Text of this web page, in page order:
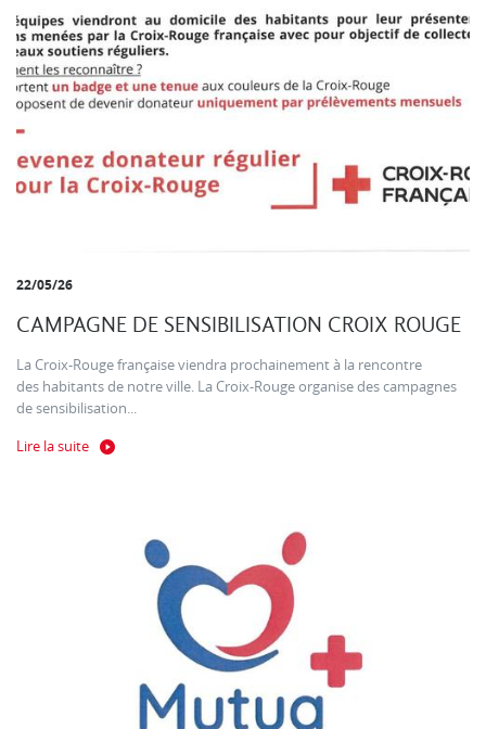
22/05/26
CAMPAGNE DE SENSIBILISATION CROIX ROUGE
La Croix-Rouge française viendra prochainement à la rencontre
des habitants de notre ville. La Croix-Rouge organise des campagnes
de sensibilisation...
Lire la suite